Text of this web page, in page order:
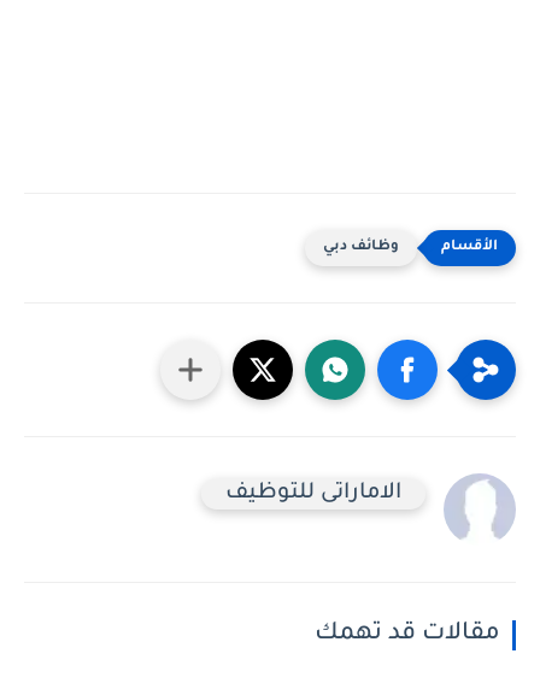
وظائف دبي
الاماراتى للتوظيف
مقالات قد تهمك